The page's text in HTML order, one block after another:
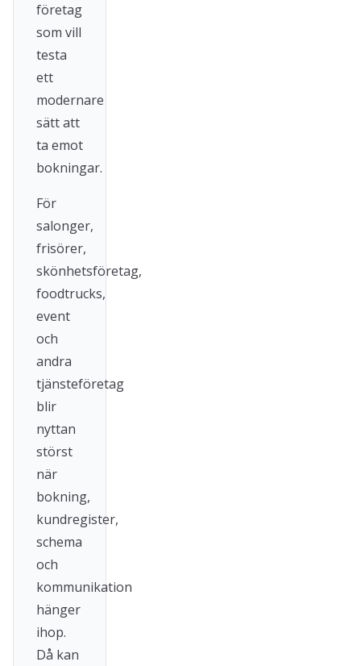
företag
som vill
testa
ett
modernare
sätt att
ta emot
bokningar.
För
salonger,
frisörer,
skönhetsföretag,
foodtrucks,
event
och
andra
tjänsteföretag
blir
nyttan
störst
när
bokning,
kundregister,
schema
och
kommunikation
hänger
ihop.
Då kan